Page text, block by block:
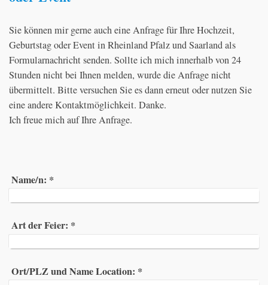
Sie können mir gerne auch eine Anfrage für Ihre Hochzeit,
Geburtstag oder Event in Rheinland Pfalz und Saarland als
Formularnachricht senden. Sollte ich mich innerhalb von 24
Stunden nicht bei Ihnen melden, wurde die Anfrage nicht
übermittelt. Bitte versuchen Sie es dann erneut oder nutzen Sie
eine andere Kontaktmöglichkeit. Danke.
Ich freue mich auf Ihre Anfrage.
Name/n: *
Art der Feier: *
Ort/PLZ und Name Location: *